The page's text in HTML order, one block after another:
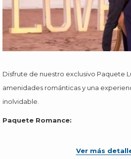
Disfrute de nuestro exclusivo Paquete
amenidades románticas y una
inolvidable.
Paquete Romance:
Coctel de bienvenidaVer más